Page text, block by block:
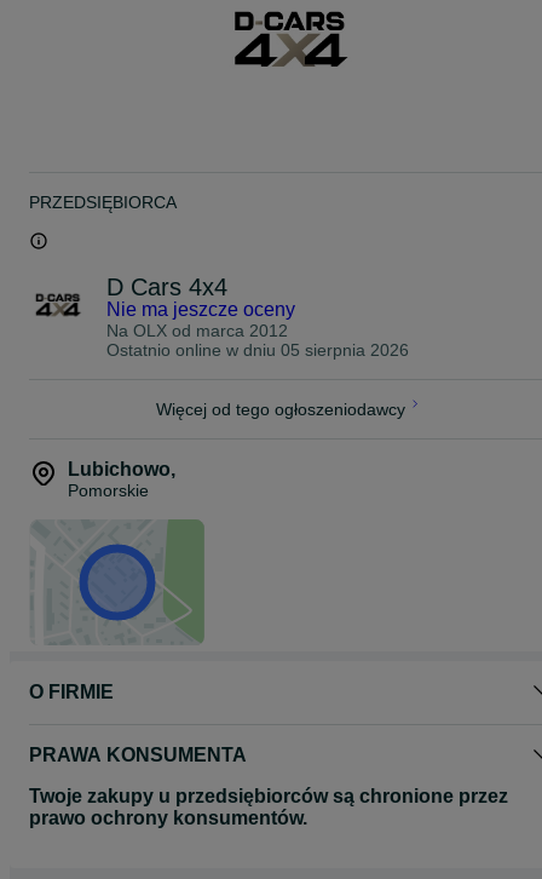
PRZEDSIĘBIORCA
D Cars 4x4
Nie ma jeszcze oceny
Na OLX od marca 2012
Ostatnio online w dniu 05 sierpnia 2026
Więcej od tego ogłoszeniodawcy
Lubichowo,
Pomorskie
O FIRMIE
PRAWA KONSUMENTA
Twoje zakupy u przedsiębiorców są chronione przez
prawo ochrony konsumentów.